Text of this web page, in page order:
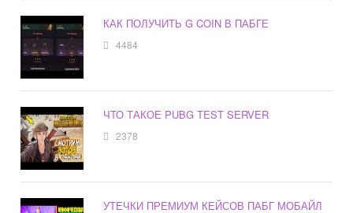
КАК ПОЛУЧИТЬ G COIN В ПАБГЕ
4484
ЧТО ТАКОЕ PUBG TEST SERVER
2378
УТЕЧКИ ПРЕМИУМ КЕЙСОВ ПАБГ МОБАЙЛ